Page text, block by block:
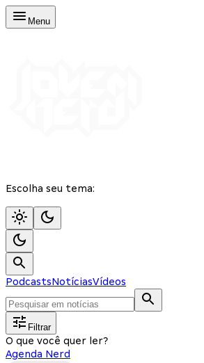
Menu
Escolha seu tema:
PodcastsNotíciasVídeos
Filtrar
O que você quer ler?
Agenda Nerd